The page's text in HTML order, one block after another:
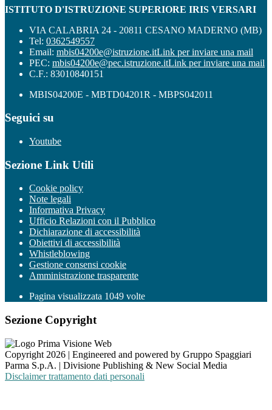
ISTITUTO D'ISTRUZIONE SUPERIORE IRIS VERSARI
VIA CALABRIA 24 - 20811 CESANO MADERNO (MB)
Tel: 0362549557
Email: mbis04200e@istruzione.itLink per inviare una mail
PEC: mbis04200e@pec.istruzione.itLink per inviare una mail
C.F.: 83010840151
MBIS04200E - MBTD04201R - MBPS042011
Seguici su
Youtube
Sezione Link Utili
Cookie policy
Note legali
Informativa Privacy
Ufficio Relazioni con il Pubblico
Dichiarazione di accessibilità
Obiettivi di accessibilità
Whistleblowing
Gestione consensi cookie
Amministrazione trasparente
Pagina visualizzata 1049 volte
Sezione Copyright
Copyright 2026 | Engineered and powered by Gruppo Spaggiari
Parma S.p.A. | Divisione Publishing & New Social Media
Disclaimer trattamento dati personali